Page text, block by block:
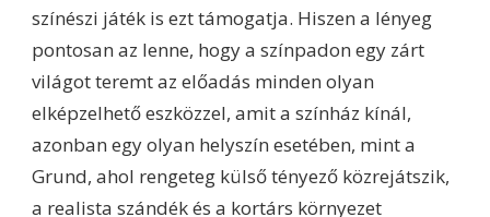
színészi játék is ezt támogatja. Hiszen a lényeg
pontosan az lenne, hogy a színpadon egy zárt
világot teremt az előadás minden olyan
elképzelhető eszközzel, amit a színház kínál,
azonban egy olyan helyszín esetében, mint a
Grund, ahol rengeteg külső tényező közrejátszik,
a realista szándék és a kortárs környezet